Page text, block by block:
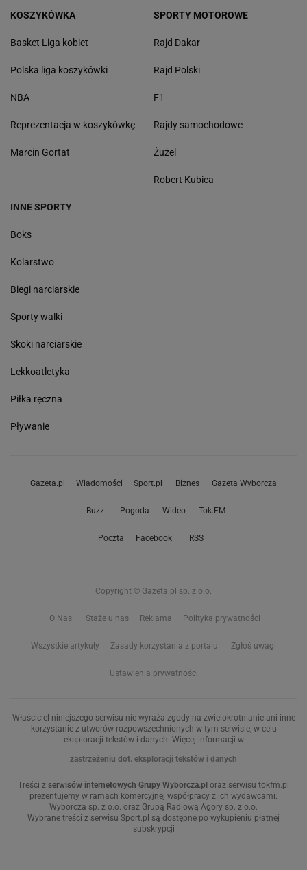
KOSZYKÓWKA
Basket Liga kobiet
Polska liga koszykówki
NBA
Reprezentacja w koszykówkę
Marcin Gortat
SPORTY MOTOROWE
Rajd Dakar
Rajd Polski
F1
Rajdy samochodowe
Żużel
Robert Kubica
INNE SPORTY
Boks
Kolarstwo
Biegi narciarskie
Sporty walki
Skoki narciarskie
Lekkoatletyka
Piłka ręczna
Pływanie
Gazeta.pl Wiadomości Sport.pl Biznes Gazeta Wyborcza
Buzz Pogoda Wideo Tok.FM
Poczta Facebook RSS
Copyright © Gazeta.pl sp. z o.o.
O Nas Staże u nas Reklama Polityka prywatności
Wszystkie artykuły Zasady korzystania z portalu Zgłoś uwagi
Ustawienia prywatności
Właściciel niniejszego serwisu nie wyraża zgody na zwielokrotnianie ani inne
korzystanie z utworów rozpowszechnionych w tym serwisie, w celu
eksploracji tekstów i danych. Więcej informacji w
zastrzeżeniu dot. eksploracji tekstów i danych
Treści z serwisów internetowych Grupy Wyborcza.pl oraz serwisu tokfm.pl
prezentujemy w ramach komercyjnej współpracy z ich wydawcami:
Wyborcza sp. z o.o. oraz Grupą Radiową Agory sp. z o.o.
Wybrane treści z serwisu Sport.pl są dostępne po wykupieniu płatnej
subskrypcji